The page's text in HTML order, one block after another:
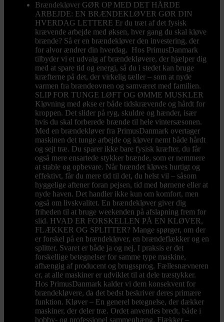
Brændekløver GØR OP MED DET HÅRDE
ARBEJDE: EN BRÆNDEKLØVER GØR DIN
HVERDAG LETTERE Er du træt af det fysisk
krævende arbejde med øksen, hver gang du skal kløve
brænde? Så er en brændekløver den investering, der
for alvor ændrer din hverdag. Hos PrimusDanmark
tilbyder vi et udvalg af brændekløvere, der hjælper dig
med at spare tid og energi, så du i stedet kan bruge
kræfterne på det, der virkelig tæller – som at nyde
varmen fra brændeovnen og samværet med familien.
SLIP FOR TUNGE LØFT OG ØMME MUSKLER
Kløvning med økse er både tidskrævende og hårdt for
kroppen. Det slider på ryg, skuldre og hænder, især
hvis du skal forberede brænde til hele vintersæsonen.
Med en brændekløver fra PrimusDanmark overtager
maskinen det tunge arbejde og kløver nemt både hårdt
og sejt træ. Du sparer ikke bare fysisk kræfter, du får
også mere ensartede stykker brænde, som er nemmere
at stable og opbevare. Når brændet kløves hurtigt og
effektivt, får du mere tid til det, du helst vil – såsom
hyggelige aftener foran pejsen, tid med børnene eller at
nyde haven. Det handler ikke kun om komfort, men
også om livskvalitet. En brændekløver giver dig
friheden til at bruge weekenden på afslapning frem for
slid. HVAD ER FORSKELLEN PÅ EN KLØVER,
FLÆKKER OG SPLITTER? Mange spørger, om der
er forskel på en brændekløver, en brændeflækker og en
splitter. Svaret er både ja og nej. I praksis er det
forskellige betegnelser for samme type maskine,
afhængig af producent og brugssprog. Fællesnævneren
er, at alle maskiner er udviklet til at dele træstykker.
Hos PrimusDanmark kalder vi dem konsekvent for
brændekløvere, da det bedst beskriver deres primære
funktion. Kløver – En generel betegnelse, der dækker
maskiner, der deler træ. Ordet anvendes bredt, både i
hobby- og professionel sammenhæng. Flækker –